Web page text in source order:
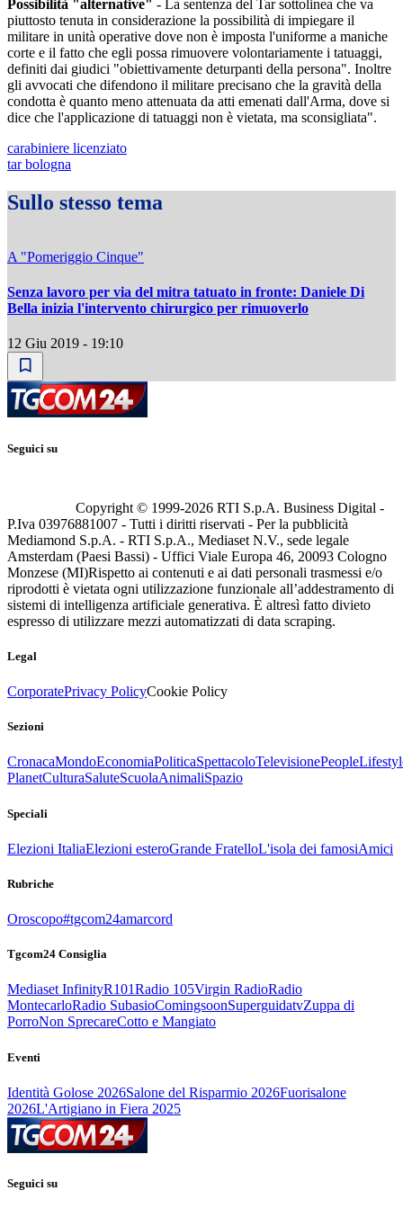
Possibilità "alternative" - La sentenza del Tar sottolinea che va
piuttosto tenuta in considerazione la possibilità di impiegare il
militare in unità operative dove non è imposta l'uniforme a maniche
corte e il fatto che egli possa rimuovere volontariamente i tatuaggi,
definiti dai giudici "obiettivamente deturpanti della persona". Inoltre
gli avvocati che difendono il militare precisano che la gravità della
condotta è quanto meno attenuata da atti emenati dall'Arma, dove si
dice che l'applicazione di tatuaggi non è vietata, ma sconsigliata".
carabiniere licenziato
tar bologna
Sullo stesso tema
A "Pomeriggio Cinque"
Senza lavoro per via del mitra tatuato in fronte: Daniele Di
Bella inizia l'intervento chirurgico per rimuoverlo
12 Giu 2019 - 19:10
Seguici su
Copyright © 1999-2026 RTI S.p.A. Business Digital -
P.Iva 03976881007 - Tutti i diritti riservati - Per la pubblicità
Mediamond S.p.A. - RTI S.p.A., Mediaset N.V., sede legale
Amsterdam (Paesi Bassi) - Uffici Viale Europa 46, 20093 Cologno
Monzese (MI)Rispetto ai contenuti e ai dati personali trasmessi e/o
riprodotti è vietata ogni utilizzazione funzionale all’addestramento di
sistemi di intelligenza artificiale generativa. È altresì fatto divieto
espresso di utilizzare mezzi automatizzati di data scraping.
Legal
CorporatePrivacy PolicyCookie Policy
Sezioni
CronacaMondoEconomiaPoliticaSpettacoloTelevisionePeople
PlanetCulturaSaluteScuolaAnimaliSpazio
Speciali
Elezioni ItaliaElezioni esteroGrande FratelloL'isola dei famosiAmici
Rubriche
Oroscopo#tgcom24amarcord
Tgcom24 Consiglia
Mediaset InfinityR101Radio 105Virgin RadioRadio
MontecarloRadio SubasioComingsoonSuperguidatvZuppa di
PorroNon SprecareCotto e Mangiato
Eventi
Identità Golose 2026Salone del Risparmio 2026Fuorisalone
2026L'Artigiano in Fiera 2025
Seguici su